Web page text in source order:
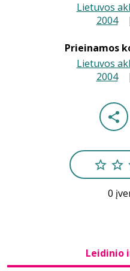
Lietuvos
2004 |
Prieinamos
Lietuvos
2004 |
0
Leidinio